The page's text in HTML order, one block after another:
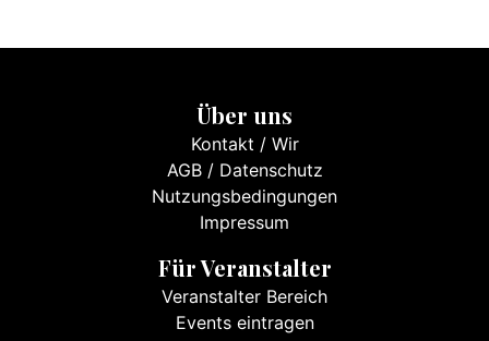
Über uns
Kontakt / Wir
AGB/ Datenschutz
Nutzungsbedingungen
Impressum
Für Veranstalter
Veranstalter Bereich
Events eintragen